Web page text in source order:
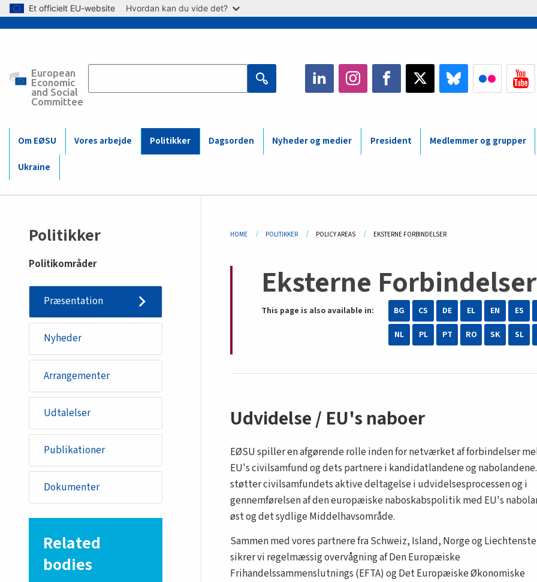
Skip to main content
Et officielt EU-website Hvordan kan du vide det?
European
Economic
and Social
Committee Main
(Mobile)
Om EØSU Vores arbejde Politikker Dagsorden Nyheder og medier President Medlemmer og grupper
Ukraine
Sidemenu
-
policy
Politikker
Politikområder
Præsentation
Nyheder
Arrangementer
Udtalelser
Publikationer
Dokumenter
Related
bodies
Breadcrumb
HOME POLITIKKER POLICY AREAS CURRENT:
EKSTERNE FORBINDELSER
Eksterne Forbindelser
This page is also available in: BG CS DE EL EN ES
NL
PL PT RO SK SL
Udvidelse / EU's naboer
EØSU spiller en afgørende rolle inden for netværket af forbindelser
EU's civilsamfund og dets partnere i kandidatlandene og
støtter civilsamfundets aktive deltagelse i udvidelsesprocessen og i
gennemførelsen af den europæiske naboskabspolitik med EU's
øst og det sydlige Middelhavsområde.
Sammen med vores partnere fra Schweiz, Island, Norge og
sikrer vi regelmæssig overvågning af Den Europæiske
Frihandelssammenslutnings (EFTA) og Det Europæiske Økonomiske